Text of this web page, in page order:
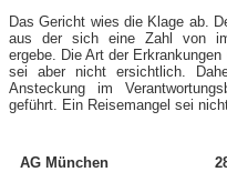
Das Gericht wies die Klage ab.
aus der sich eine Zahl von im
ergebe. Die Art der
sei aber nicht ersichtlich.
Ansteckung im
geführt. Ein Reisemangel sei
AG München